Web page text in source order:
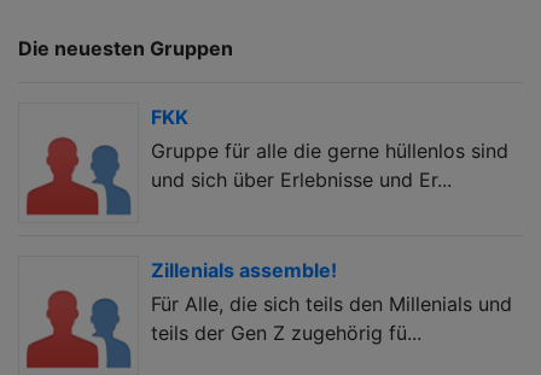
Die neuesten Gruppen
FKK
Gruppe für alle die gerne hüllenlos sind
und sich über Erlebnisse und Er...
Zillenials assemble!
Für Alle, die sich teils den Millenials und
teils der Gen Z zugehörig fü...